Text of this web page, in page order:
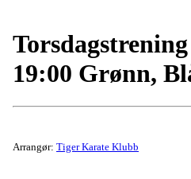
19:00 Grønn,
Arrangør: Tiger Karate Klubb